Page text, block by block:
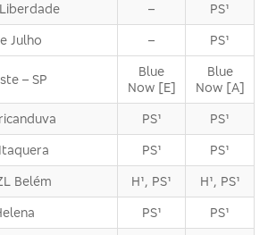
– PS¹
Julho – PS¹
– SP
Blue
Now [E]
Blue
Now [A]
PS¹ PS¹
PS¹ PS¹
Belém H¹, PS¹ H¹, PS¹
PS¹ PS¹